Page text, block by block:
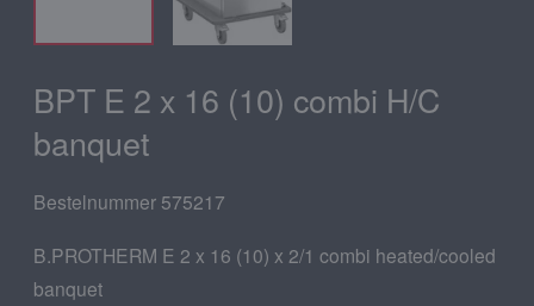
BPT E 2 x 16 (10) combi H/C
banquet
Bestelnummer 575217
B.PROTHERM E 2 x 16 (10) x 2/1 combi heated/cooled
banquet